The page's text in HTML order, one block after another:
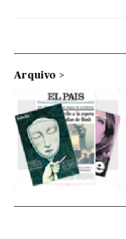
Arquivo